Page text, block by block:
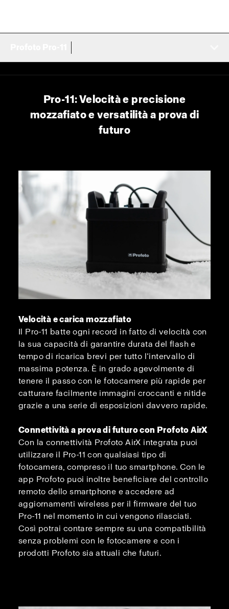
Pro-11: Velocità e precisione
mozzafiato e versatilità a prova di
futuro
Velocità e carica mozzafiato
Il Pro-11 batte ogni record in fatto di velocità con
la sua capacità di garantire durata del flash e
tempo di ricarica brevi per tutto l’intervallo di
massima potenza. È in grado agevolmente di
tenere il passo con le fotocamere più rapide per
catturare facilmente immagini croccanti e nitide
grazie a una serie di esposizioni davvero rapide.
Connettività a prova di futuro con Profoto AirX
Con la connettività Profoto AirX integrata puoi
utilizzare il Pro-11 con qualsiasi tipo di
fotocamera, compreso il tuo smartphone. Con le
app Profoto puoi inoltre beneficiare del controllo
remoto dello smartphone e accedere ad
aggiornamenti wireless per il firmware del tuo
Pro-11 nel momento in cui vengono rilasciati.
Così potrai contare sempre su una compatibilità
senza problemi con le fotocamere e con i
prodotti Profoto sia attuali che futuri.